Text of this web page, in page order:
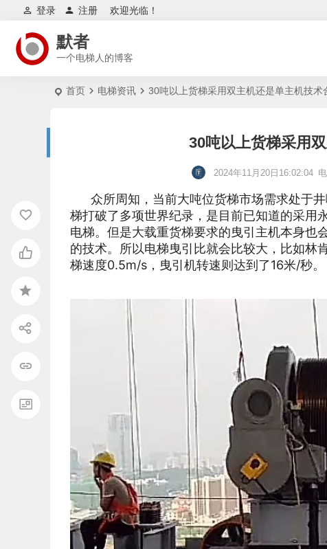
欢迎光临！
登录 注册
默者
一个电梯人的博客
首页 电梯资讯 30吨以上货梯采用双主机还是单主机技术
30吨以上货梯采用
2024年11月20日16:02:04
众所周知，当前大吨位货梯市场需求处于井
梯打破了多项世界纪录，是目前已知道的采用
电梯。但是大载重货梯要求的曳引主机本身也
的技术。所以电梯曳引比就会比较大，比如林
梯速度0.5m/s，曳引机转速则达到了16米/秒。